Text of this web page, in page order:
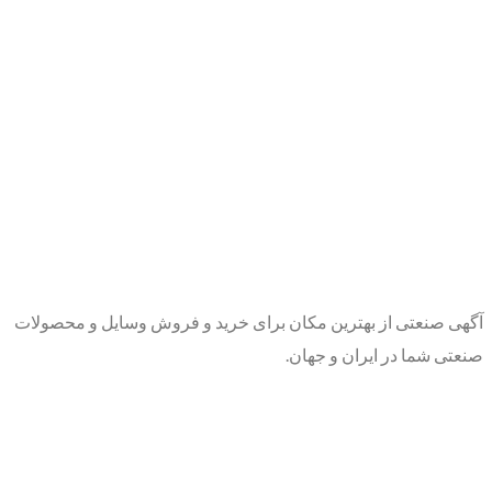
آگهی صنعتی از بهترین مکان برای خرید و فروش وسایل و محصولات
صنعتی شما در ایران و جهان.